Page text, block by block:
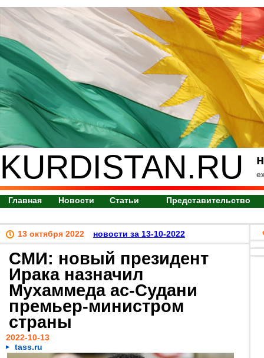
KURDISTAN.RU
Главная Новости Статьи Представительство
13 октября 2022 новости за 13-10-2022
СМИ: новый президент
Ирака назначил
Мухаммеда ас-Судани
премьер-министром
страны
2022-10-13
tass.ru